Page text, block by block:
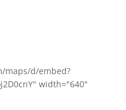
maps/d/embed?
width="640"